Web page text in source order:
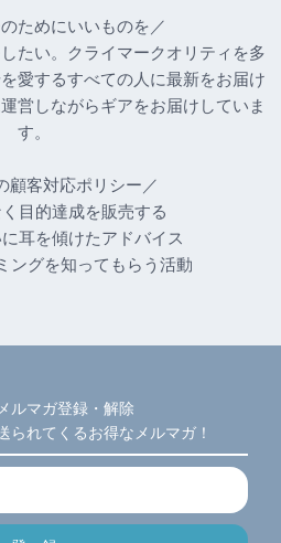
ためにいいものを／
たい。クライマークオリティを多
愛するすべての人に最新をお届け
営しながらギアをお届けしていま
す。
顧客対応ポリシー／
目的達成を販売する
耳を傾けたアドバイス
ングを知ってもらう活動
ルマガ登録・解除
られてくるお得なメルマガ！